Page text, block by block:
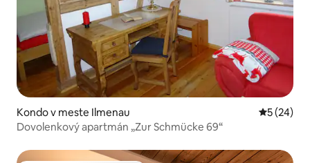
Kondo v meste Ilmenau
5 (24)
Dovolenkový apartmán „Zur Schmücke 69“